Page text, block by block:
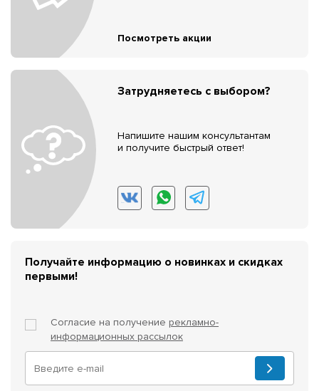
Посмотреть акции
Затрудняетесь с выбором?
Напишите нашим консультантам
и получите быстрый ответ!
Получайте информацию о новинках и скидках
первыми!
Согласие на получение рекламно-
информационных рассылок